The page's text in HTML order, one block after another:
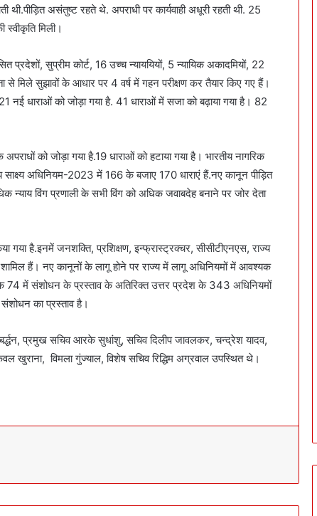
थी.पीड़ित असंतुष्ट रहते थे. अपराधी पर कार्यवाही अधूरी रहती थी. 25
मिली।
सुप्रीम कोर्ट, 16 उच्च न्याययियों, 5 न्यायिक अकादमियों, 22
मिले सुझावों के आधार पर 4 वर्ष में गहन परीक्षण कर तैयार किए गए हैं।
नई धाराओं को जोड़ा गया है. 41 धाराओं में सजा को बढ़ाया गया है। 82
को जोड़ा गया है.19 धाराओं को हटाया गया है। भारतीय नागरिक
साक्ष्य अधिनियम-2023 में 166 के बजाए 170 धाराएं हैं.नए कानून पीड़ित
विंग प्रणाली के सभी विंग को अधिक जवाबदेह बनाने पर जोर देता
गया है.इनमें जनशक्ति, प्रशिक्षण, इन्फ्रास्ट्रक्चर, सीसीटीएनएस, राज्य
हैं। नए कानूनों के लागू होने पर राज्य में लागू अधिनियमों में आवश्यक
74 में संशोधन के प्रस्ताव के अतिरिक्त उत्तर प्रदेश के 343 अधिनियमों
का प्रस्ताव है।
प्रमुख सचिव आरके सुधांशु, सचिव दिलीप जावलकर, चन्द्रेश यादव,
खुराना, विमला गुंज्याल, विशेष सचिव रिद्धिम अग्रवाल उपस्थित थे।